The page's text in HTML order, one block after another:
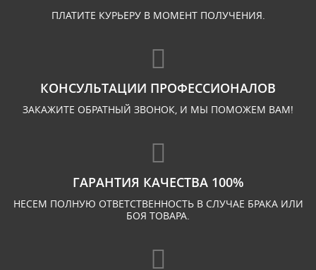
ПЛАТИТЕ КУРЬЕРУ В МОМЕНТ ПОЛУЧЕНИЯ.
КОНСУЛЬТАЦИИ ПРОФЕССИОНАЛОВ
ЗАКАЖИТЕ ОБРАТНЫЙ ЗВОНОК, И МЫ ПОМОЖЕМ ВАМ!
ГАРАНТИЯ КАЧЕСТВА 100%
НЕСЕМ ПОЛНУЮ ОТВЕТСТВЕННОСТЬ В СЛУЧАЕ БРАКА ИЛИ
БОЯ ТОВАРА.